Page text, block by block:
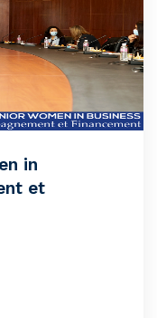
in
et